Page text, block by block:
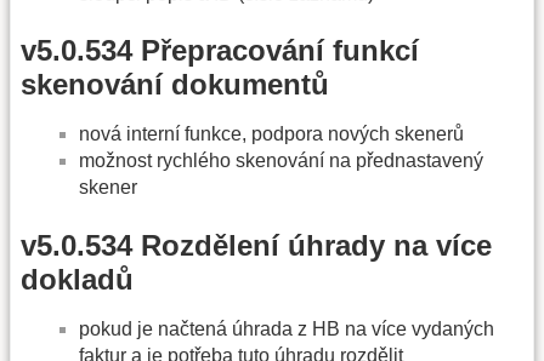
v5.0.534 Přepracování funkcí
skenování dokumentů
nová interní funkce, podpora nových skenerů
možnost rychlého skenování na přednastavený
skener
v5.0.534 Rozdělení úhrady na více
dokladů
pokud je načtená úhrada z HB na více vydaných
faktur a je potřeba tuto úhradu rozdělit